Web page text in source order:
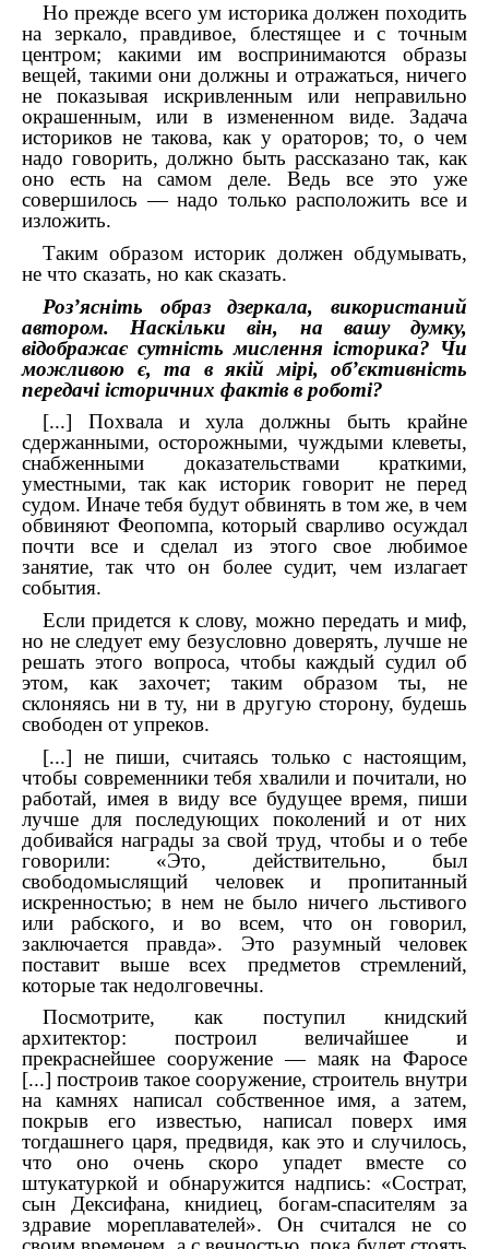
Но прежде всего ум историка должен походить
на зеркало, правдивое, блестящее и с точным
центром; какими им воспринимаются образы
вещей, такими они должны и отражаться, ничего
не показывая искривленным или неправильно
окрашенным, или в измененном виде. Задача
историков не такова, как у ораторов; то, о чем
надо говорить, должно быть рассказано так, как
оно есть на самом деле. Ведь все это уже
совершилось — надо только расположить все и
изложить.
Таким образом историк должен обдумывать,
не что сказать, но как сказать.
Роз’ясніть образ дзеркала, використаний
автором. Наскільки він, на вашу думку,
відображає сутність мислення історика? Чи
можливою є, та в якій мірі, об’єктивність
передачі історичних фактів в роботі?
[...] Похвала и хула должны быть крайне
сдержанными, осторожными, чуждыми клеветы,
снабженными доказательствами краткими,
уместными, так как историк говорит не перед
судом. Иначе тебя будут обвинять в том же, в чем
обвиняют Феопомпа, который сварливо осуждал
почти все и сделал из этого свое любимое
занятие, так что он более судит, чем излагает
события.
Если придется к слову, можно передать и миф,
но не следует ему безусловно доверять, лучше не
решать этого вопроса, чтобы каждый судил об
этом, как захочет; таким образом ты, не
склоняясь ни в ту, ни в другую сторону, будешь
свободен от упреков.
[...] не пиши, считаясь только с настоящим,
чтобы современники тебя хвалили и почитали, но
работай, имея в виду все будущее время, пиши
лучше для последующих поколений и от них
добивайся награды за свой труд, чтобы и о тебе
говорили: «Это, действительно, был
свободомыслящий человек и пропитанный
искренностью; в нем не было ничего льстивого
или рабского, и во всем, что он говорил,
заключается правда». Это разумный человек
поставит выше всех предметов стремлений,
которые так недолговечны.
Посмотрите, как поступил книдский
архитектор: построил величайшее и
прекраснейшее сооружение — маяк на Фаросе
[...] построив такое сооружение, строитель внутри
на камнях написал собственное имя, а затем,
покрыв его известью, написал поверх имя
тогдашнего царя, предвидя, как это и случилось,
что оно очень скоро упадет вместе со
штукатуркой и обнаружится надпись: «Сострат,
сын Дексифана, книдиец, богам-спасителям за
здравие мореплавателей». Он считался не со